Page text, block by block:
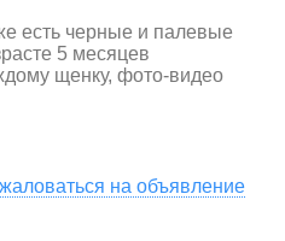
есть черные и палевые
5 месяцев
щенку, фото-видео
на объявление